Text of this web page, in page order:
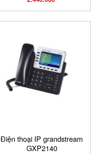
Điện thoại IP grandstream
GXP2140